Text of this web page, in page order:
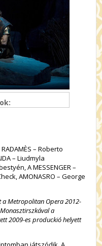
– Roberto
– Liudmyla
A MESSENGER –
AMONASRO – George
a Metropolitan Opera 2012-
a
2009-es produckió helyett